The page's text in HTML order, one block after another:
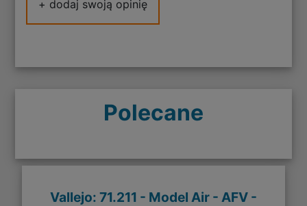
+ dodaj swoją opinię
Polecane
Vallejo: 71.211 - Model Air - AFV -